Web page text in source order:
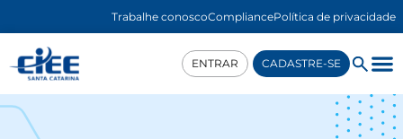
Trabalhe conoscoCompliancePolítica de privacidade
ENTRAR CADASTRE-SE